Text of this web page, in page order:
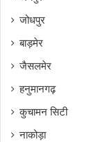
जोधपुर
बाड़मेर
जैसलमेर
हनुमानगढ़
कुचामन सिटी
नाकोड़ा